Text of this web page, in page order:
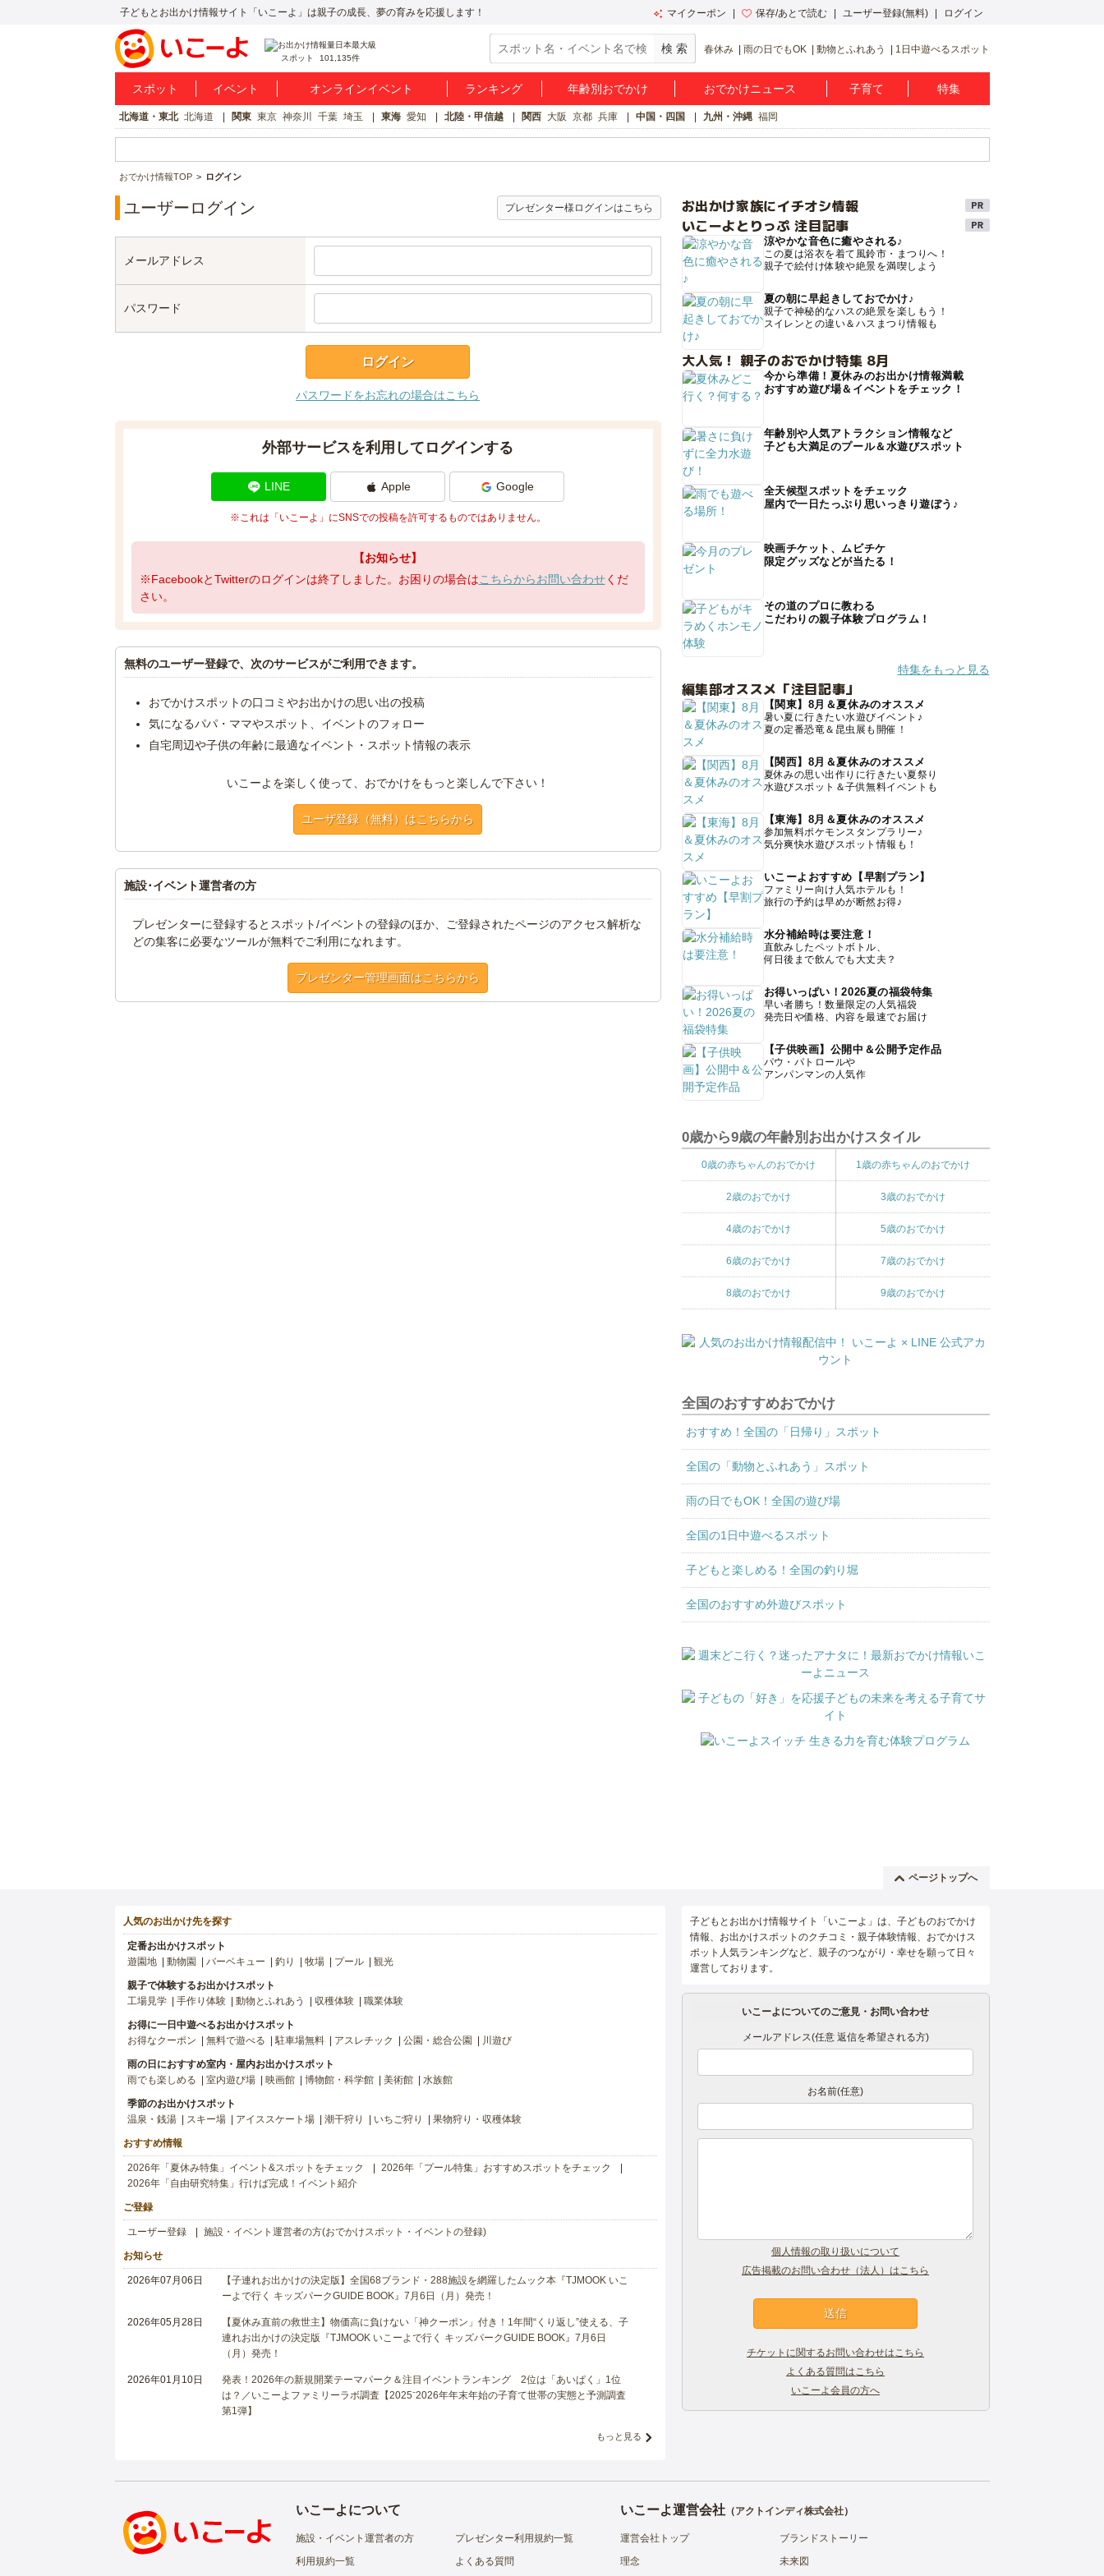
子どもとお出かけ情報サイト「いこーよ」は親子の成長、夢の育みを応援します！ マイクーポン 保存/あとで読む ユーザー登録(無料) ログイン
スポット 101,135件
春休み 雨の日でもOK 動物とふれあう 1日中遊べるスポット
スポット イベント オンラインイベント ランキング 年齢別おでかけ おでかけニュース 子育て 特集
北海道・東北 北海道 関東 東京 神奈川 千葉 埼玉 東海 愛知 北陸・甲信越 関西 大阪 京都 兵庫 中国・四国 九州・沖縄 福岡
おでかけ情報TOP ログイン
ユーザーログイン プレゼンター様ログインはこちら
メールアドレス
パスワード
パスワードをお忘れの場合はこちら
外部サービスを利用してログインする
LINE Apple Google
※これは「いこーよ」にSNSでの投稿を許可するものではありません。
【お知らせ】
※FacebookとTwitterのログインは終了しました。お困りの場合はこちらからお問い合わせくだ
さい。
無料のユーザー登録で、次のサービスがご利用できます。
おでかけスポットの口コミやお出かけの思い出の投稿
気になるパパ・ママやスポット、イベントのフォロー
自宅周辺や子供の年齢に最適なイベント・スポット情報の表示
いこーよを楽しく使って、おでかけをもっと楽しんで下さい！
ユーザ登録（無料）はこちらから
施設･イベント運営者の方
プレゼンターに登録するとスポット/イベントの登録のほか、ご登録されたページのアクセス解析な
どの集客に必要なツールが無料でご利用になれます。
プレゼンター管理画面はこちらから
お出かけ家族にイチオシ情報
いこーよとりっぷ 注目記事
涼やかな音色に癒やされる♪
この夏は浴衣を着て風鈴市・まつりへ！
親子で絵付け体験や絶景を満喫しよう
夏の朝に早起きしておでかけ♪
親子で神秘的なハスの絶景を楽しもう！
スイレンとの違い＆ハスまつり情報も
大人気！ 親子のおでかけ特集 8月
今から準備！夏休みのお出かけ情報満載
おすすめ遊び場＆イベントをチェック！
年齢別や人気アトラクション情報など
子ども大満足のプール＆水遊びスポット
全天候型スポットをチェック
屋内で一日たっぷり思いっきり遊ぼう♪
映画チケット、ムビチケ
限定グッズなどが当たる！
その道のプロに教わる
こだわりの親子体験プログラム！
特集をもっと見る
編集部オススメ「注目記事」
【関東】8月＆夏休みのオススメ
暑い夏に行きたい水遊びイベント♪
夏の定番恐竜＆昆虫展も開催！
【関西】8月＆夏休みのオススメ
夏休みの思い出作りに行きたい夏祭り
水遊びスポット＆子供無料イベントも
【東海】8月＆夏休みのオススメ
参加無料ポケモンスタンプラリー♪
気分爽快水遊びスポット情報も！
いこーよおすすめ【早割プラン】
ファミリー向け人気ホテルも！
旅行の予約は早めが断然お得♪
水分補給時は要注意！
直飲みしたペットボトル、
何日後まで飲んでも大丈夫？
お得いっぱい！2026夏の福袋特集
早い者勝ち！数量限定の人気福袋
発売日や価格、内容を最速でお届け
【子供映画】公開中＆公開予定作品
パウ・パトロールや
アンパンマンの人気作
0歳から9歳の年齢別お出かけスタイル
0歳の赤ちゃんのおでかけ 1歳の赤ちゃんのおでかけ
2歳のおでかけ 3歳のおでかけ
4歳のおでかけ 5歳のおでかけ
6歳のおでかけ 7歳のおでかけ
8歳のおでかけ 9歳のおでかけ
全国のおすすめおでかけ
おすすめ！全国の「日帰り」スポット
全国の「動物とふれあう」スポット
雨の日でもOK！全国の遊び場
全国の1日中遊べるスポット
子どもと楽しめる！全国の釣り堀
全国のおすすめ外遊びスポット
ページトップへ
人気のお出かけ先を探す
定番お出かけスポット
遊園地
動物園 バーベキュー 釣り 牧場 プール 観光
親子で体験するお出かけスポット
工場見学
手作り体験 動物とふれあう 収穫体験 職業体験
お得に一日中遊べるお出かけスポット
お得なクーポン
無料で遊べる 駐車場無料 アスレチック 公園・総合公園 川遊び
雨の日におすすめ室内・屋内お出かけスポット
雨でも楽しめる
室内遊び場 映画館 博物館・科学館 美術館 水族館
季節のお出かけスポット
温泉・銭湯
スキー場 アイススケート場 潮干狩り いちご狩り 果物狩り・収穫体験
おすすめ情報
2026年「夏休み特集」イベント&スポットをチェック
2026年「プール特集」おすすめスポットをチェック
2026年「自由研究特集」行けば完成！イベント紹介
ご登録
ユーザー登録 施設・イベント運営者の方(おでかけスポット・イベントの登録)
お知らせ
2026年07月06日
【子連れお出かけの決定版】全国68ブランド・288施設を網羅したムック本『TJMOOK いこ
ーよで行く キッズパークGUIDE BOOK』7月6日（月）発売！
2026年05月28日
【夏休み直前の救世主】物価高に負けない「神クーポン」付き！1年間“くり返し”使える、子
連れお出かけの決定版『TJMOOK いこーよで行く キッズパークGUIDE BOOK』7月6日
（月）発売！
2026年01月10日
発表！2026年の新規開業テーマパーク＆注目イベントランキング 2位は「あいぱく」1位
は？／いこーよファミリーラボ調査【2025⁻2026年年末年始の子育て世帯の実態と予測調査
第1弾】
もっと見る
子どもとお出かけ情報サイト「いこーよ」は、子どものおでかけ
情報、お出かけスポットのクチコミ・親子体験情報、おでかけス
ポット人気ランキングなど、親子のつながり・幸せを願って日々
運営しております。
いこーよについてのご意見・お問い合わせ
メールアドレス(任意 返信を希望される方)
お名前(任意)
個人情報の取り扱いについて
広告掲載のお問い合わせ（法人）はこちら
チケットに関するお問い合わせはこちら
よくある質問はこちら
いこーよ会員の方へ
いこーよについて
施設・イベント運営者の方
プレゼンター利用規約一覧
利用規約一覧
よくある質問
いこーよ運営会社（アクトインディ株式会社）
運営会社トップ
ブランドストーリー
理念
未来図